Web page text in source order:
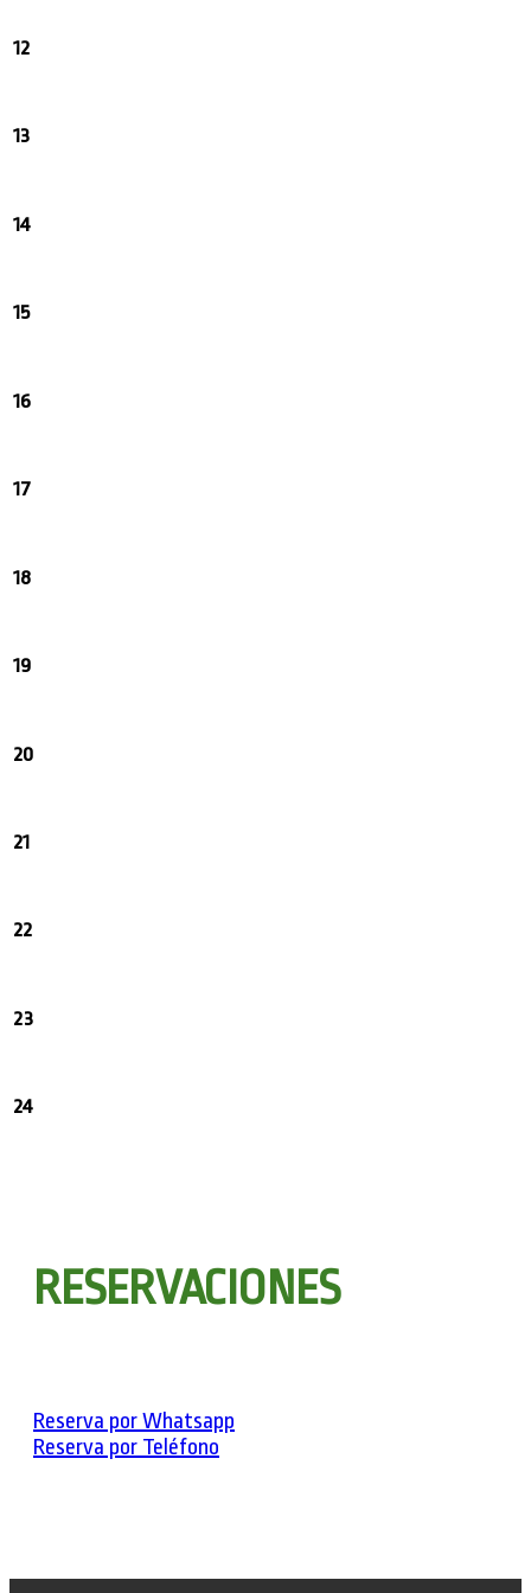
12
13
14
15
16
17
18
19
20
21
22
23
24
RESERVACIONES
Reserva por Whatsapp
Reserva por Teléfono